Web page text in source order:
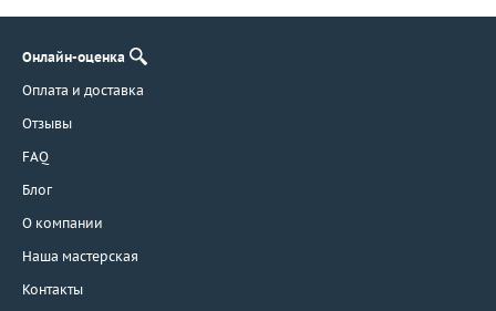
Онлайн-оценка
Оплата и доставка
Отзывы
FAQ
Блог
О компании
Наша мастерская
Контакты